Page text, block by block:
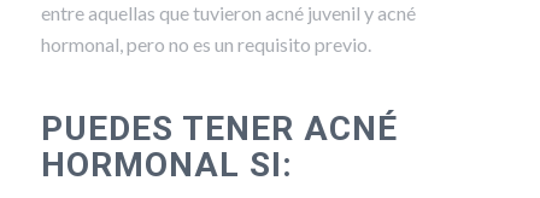
entre aquellas que tuvieron acné juvenil y acné
hormonal, pero no es un requisito previo.
PUEDES TENER ACNÉ
HORMONAL SI: